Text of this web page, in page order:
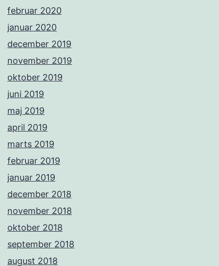
februar 2020
januar 2020
december 2019
november 2019
oktober 2019
juni 2019
maj 2019
april 2019
marts 2019
februar 2019
januar 2019
december 2018
november 2018
oktober 2018
september 2018
august 2018